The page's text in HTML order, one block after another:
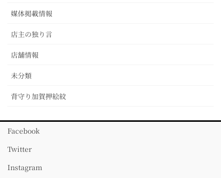
媒体掲載情報
店主の独り言
店舗情報
未分類
背守り加賀押絵紋
Facebook
Twitter
Instagram